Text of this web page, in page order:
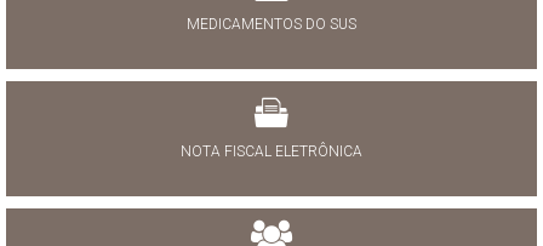
MEDICAMENTOS DO SUS
NOTA FISCAL ELETRÔNICA